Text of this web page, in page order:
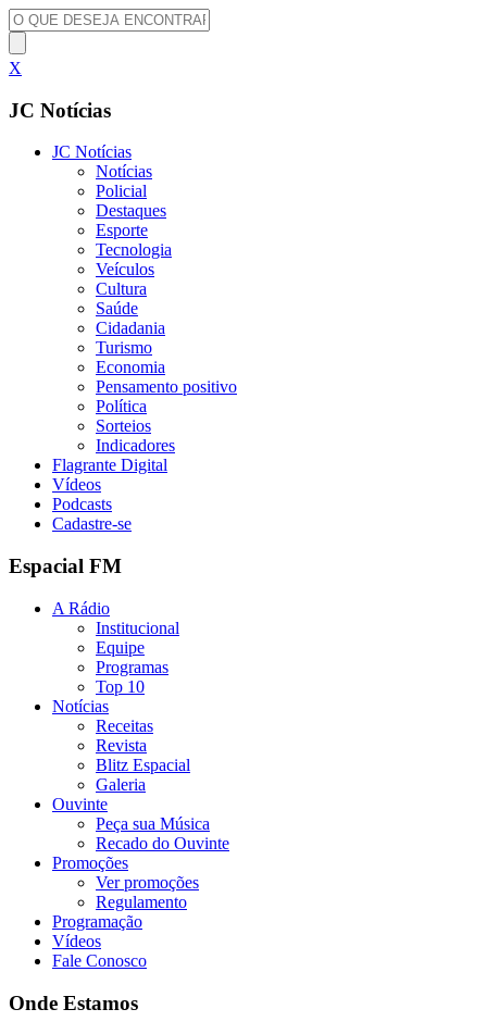
X
JC Notícias
JC Notícias
Notícias
Policial
Destaques
Esporte
Tecnologia
Veículos
Cultura
Saúde
Cidadania
Turismo
Economia
Pensamento positivo
Política
Sorteios
Indicadores
Flagrante Digital
Vídeos
Podcasts
Cadastre-se
Espacial FM
A Rádio
Institucional
Equipe
Programas
Top 10
Notícias
Receitas
Revista
Blitz Espacial
Galeria
Ouvinte
Peça sua Música
Recado do Ouvinte
Promoções
Ver promoções
Regulamento
Programação
Vídeos
Fale Conosco
Onde Estamos